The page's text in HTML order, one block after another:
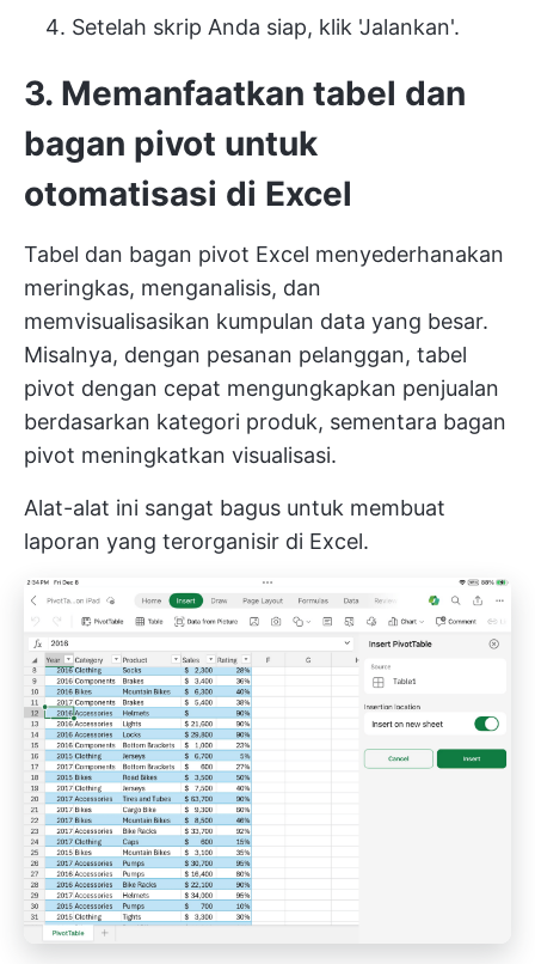
Setelah skrip Anda siap, klik 'Jalankan'.
3. Memanfaatkan tabel dan
bagan pivot untuk
otomatisasi di Excel
Tabel dan bagan pivot Excel menyederhanakan
meringkas, menganalisis, dan
memvisualisasikan kumpulan data yang besar.
Misalnya, dengan pesanan pelanggan, tabel
pivot dengan cepat mengungkapkan penjualan
berdasarkan kategori produk, sementara bagan
pivot meningkatkan visualisasi.
Alat-alat ini sangat bagus untuk membuat
laporan yang terorganisir di Excel.